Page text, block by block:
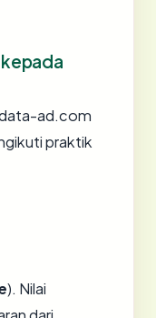
ad.com
praktik
). Nilai